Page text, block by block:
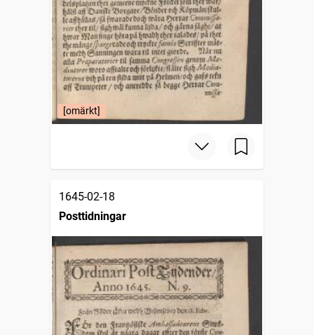
[omärkt]
1645-02-18
Posttidningar